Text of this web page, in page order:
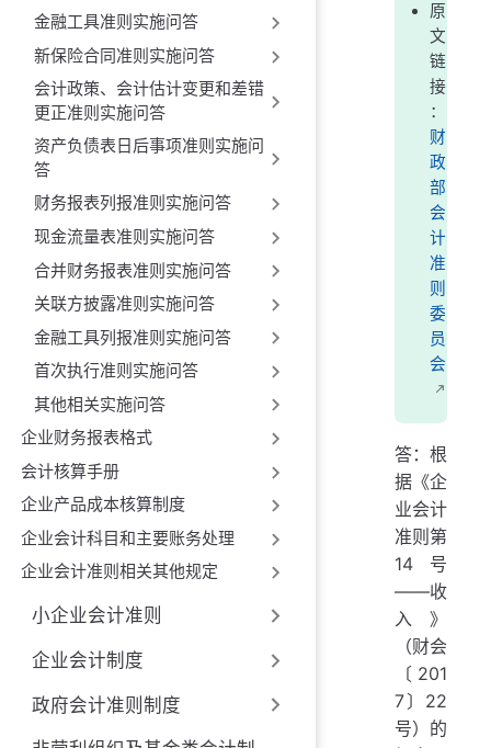
金融工具准则实施问答
新保险合同准则实施问答
会计政策、会计估计变更和差错
更正准则实施问答
资产负债表日后事项准则实施问
答
财务报表列报准则实施问答
现金流量表准则实施问答
合并财务报表准则实施问答
关联方披露准则实施问答
金融工具列报准则实施问答
首次执行准则实施问答
其他相关实施问答
企业财务报表格式
会计核算手册
企业产品成本核算制度
企业会计科目和主要账务处理
企业会计准则相关其他规定
小企业会计准则
企业会计制度
政府会计准则制度
原
文
链
接
：
财
政
部
会
计
准
则
委
员
会
答：根
据《企
业会计
准则第
14号
——收
入》
（财会
〔201
7〕22
号）的